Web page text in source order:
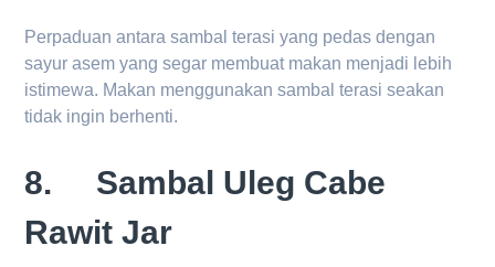
Perpaduan antara sambal terasi yang pedas dengan
sayur asem yang segar membuat makan menjadi lebih
istimewa. Makan menggunakan sambal terasi seakan
tidak ingin berhenti.
8. Sambal Uleg Cabe
Rawit Jar